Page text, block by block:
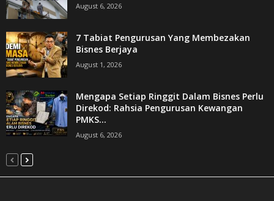
August 6, 2026
7 Tabiat Pengurusan Yang Membezakan
Bisnes Berjaya
August 1, 2026
Mengapa Setiap Ringgit Dalam Bisnes Perlu
Direkod: Rahsia Pengurusan Kewangan
PMKS...
August 6, 2026